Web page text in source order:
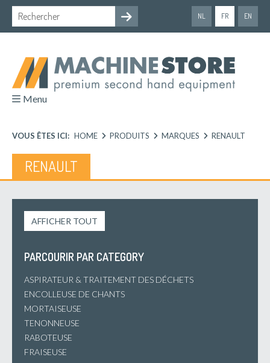
NL FR EN
Menu
VOUS ÊTES ICI: HOME PRODUITS MARQUES RENAULT
RENAULT
AFFICHER TOUT
PARCOURIR PAR CATEGORY
ASPIRATEUR & TRAITEMENT DES DÉCHETS
ENCOLLEUSE DE CHANTS
MORTAISEUSE
TENONNEUSE
RABOTEUSE
FRAISEUSE